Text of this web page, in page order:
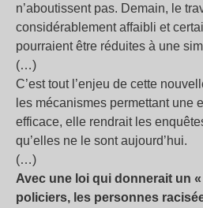
n’aboutissent pas. Demain, le
considérablement affaibli et
pourraient être réduites à une
(…)
C’est tout l’enjeu de cette
les mécanismes permettant une
efficace, elle rendrait les
qu’elles ne le sont aujourd’hui.
(…)
Avec une loi qui donnerait un «
policiers, les personnes